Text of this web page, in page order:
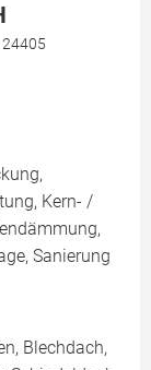
Kern- /
Sanierung
Blechdach,